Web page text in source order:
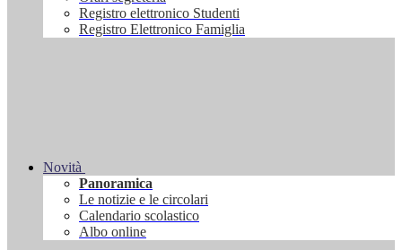
Registro elettronico Studenti
Registro Elettronico Famiglia
Novità
Panoramica
Le notizie e le circolari
Calendario scolastico
Albo online